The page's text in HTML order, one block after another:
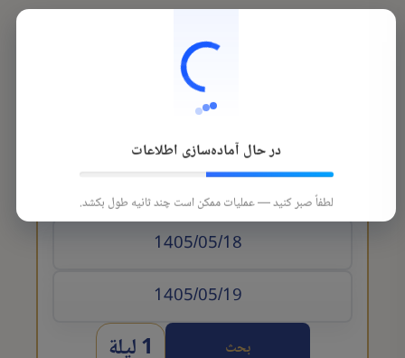
تاريخ الوصول
بحث 1 ليلة
در حال آماده‌سازی اطلاعات
لطفاً صبر کنید — عملیات ممکن است چند ثانیه طول بکشد.